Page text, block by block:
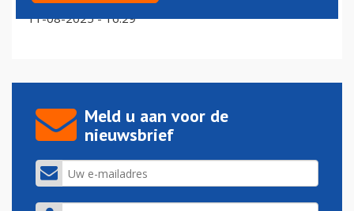
11-08-2025 - 16:29
Meld u aan voor de
nieuwsbrief